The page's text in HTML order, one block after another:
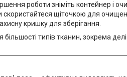
роботи зніміть контейнер і
скористайтеся щіточкою для
кришку для зберігання.
типів тканин, зокрема